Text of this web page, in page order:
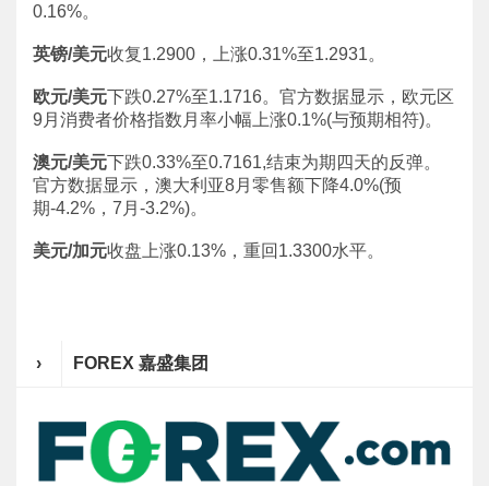
0.16%。
英镑/美元收复1.2900，上涨0.31%至1.2931。
欧元/美元下跌0.27%至1.1716。官方数据显示，欧元区
9月消费者价格指数月率小幅上涨0.1%(与预期相符)。
澳元/美元下跌0.33%至0.7161,结束为期四天的反弹。
官方数据显示，澳大利亚8月零售额下降4.0%(预
期-4.2%，7月-3.2%)。
美元/加元收盘上涨0.13%，重回1.3300水平。
› FOREX 嘉盛集团